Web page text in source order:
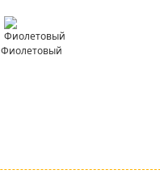
Фиолетовый